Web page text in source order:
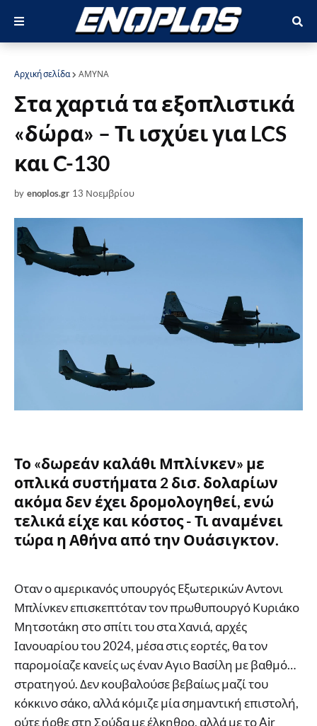
Αρχική σελίδα ΑΜΥΝΑ
Στα χαρτιά τα εξοπλιστικά
«δώρα» – Τι ισχύει για LCS
και C-130
by enoplos.gr 13 Νοεμβρίου
Το «δωρεάν καλάθι Μπλίνκεν» με
οπλικά συστήματα 2 δισ. δολαρίων
ακόμα δεν έχει δρομολογηθεί, ενώ
τελικά είχε και κόστος - Τι αναμένει
τώρα η Αθήνα από την Ουάσιγκτον.
Οταν ο αμερικανός υπουργός Εξωτερικών Αντονι
Μπλίνκεν επισκεπτόταν τον πρωθυπουργό Κυριάκο
Μητσοτάκη στο σπίτι του στα Χανιά, αρχές
Ιανουαρίου του 2024, μέσα στις εορτές, θα τον
παρομοίαζε κανείς ως έναν Αγιο Βασίλη με βαθμό…
στρατηγού. Δεν κουβαλούσε βεβαίως μαζί του
κόκκινο σάκο, αλλά κόμιζε μία σημαντική επιστολή,
ούτε ήρθε στη Σούδα με έλκηθρο, αλλά με το Air